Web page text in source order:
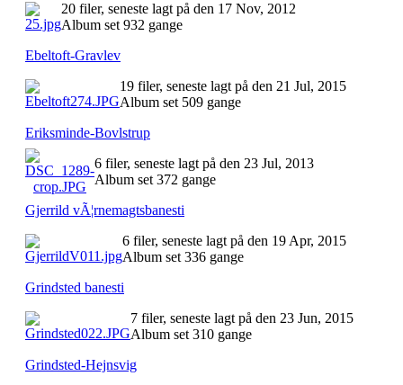
20 filer, seneste lagt på den 17 Nov, 2012
Album set 932 gange
Ebeltoft-Gravlev
19 filer, seneste lagt på den 21 Jul, 2015
Album set 509 gange
Eriksminde-Bovlstrup
6 filer, seneste lagt på den 23 Jul, 2013
Album set 372 gange
Gjerrild vÃ¦rnemagtsbanesti
6 filer, seneste lagt på den 19 Apr, 2015
Album set 336 gange
Grindsted banesti
7 filer, seneste lagt på den 23 Jun, 2015
Album set 310 gange
Grindsted-Hejnsvig